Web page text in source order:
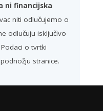
ni financijska
niti odlučujemo o
odlučuju isključivo
o tvrtki
stranice.